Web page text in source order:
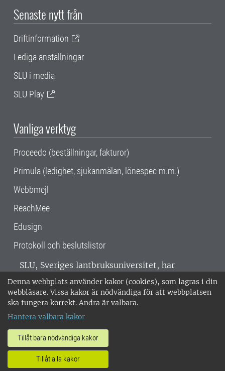
Denna webbplats använder kakor (cookies), som lagras i din
webbläsare. Vissa kakor är nödvändiga för att webbplatsen
ska fungera korrekt. Andra är valbara.
Hantera valbara kakor
Tillåt bara nödvändiga kakor
Tillåt alla kakor
Senaste nytt från
Driftinformation
Lediga anställningar
SLU i media
SLU Play
Vanliga verktyg
Proceedo (beställningar, fakturor)
Primula (ledighet, sjukanmälan, lönespec m.m.)
Webbmejl
ReachMee
Edusign
Protokoll och beslutslistor
SLU, Sveriges lantbruksuniversitet, har
verksamhet över hela Sverige. Huvudorter är
Alnarp, Uppsala och Umeå.SLU är
miljöcertifierat enligt ISO 14001. •
018-67 10 00 • Org nr: 202100-2817 •
Om SLU:s webbplatser
•Hantera kakor•Behandling av
personuppgifter